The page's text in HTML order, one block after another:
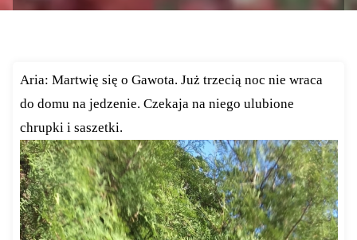
główna
Aria: Martwię się o Gawota. Już trzecią noc nie wraca
do domu na jedzenie. Czekaja na niego ulubione
chrupki i saszetki.